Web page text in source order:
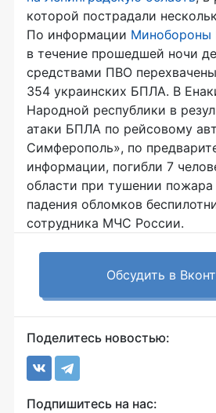
которой пострадали
По информации Минобороны
в течение прошедшей ночи
средствами ПВО
354 украинских БПЛА. В
Народной республики в
атаки БПЛА по рейсовому
Симферополь», по
информации, погибли 7
области при тушении пожара
падения обломков
сотрудника МЧС России.
Обсудить в
Поделитесь новостью:
Подпишитесь на нас: